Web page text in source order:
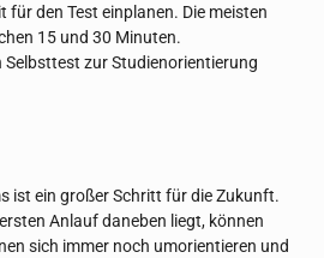
für den Test einplanen. Die meisten
15 und 30 Minuten.
Selbsttest zur Studienorientierung
ist ein großer Schritt für die Zukunft.
Anlauf daneben liegt, können
sich immer noch umorientieren und